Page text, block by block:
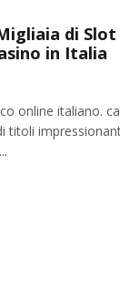
di Slot
in Italia
online italiano.
titoli